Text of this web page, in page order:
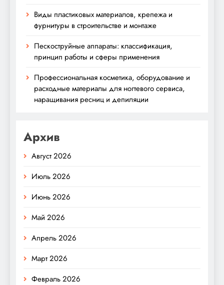
Виды пластиковых материалов, крепежа и
фурнитуры в строительстве и монтаже
Пескоструйные аппараты: классификация,
принцип работы и сферы применения
Профессиональная косметика, оборудование и
расходные материалы для ногтевого сервиса,
наращивания ресниц и депиляции
Архив
Август 2026
Июль 2026
Июнь 2026
Май 2026
Апрель 2026
Март 2026
Февраль 2026